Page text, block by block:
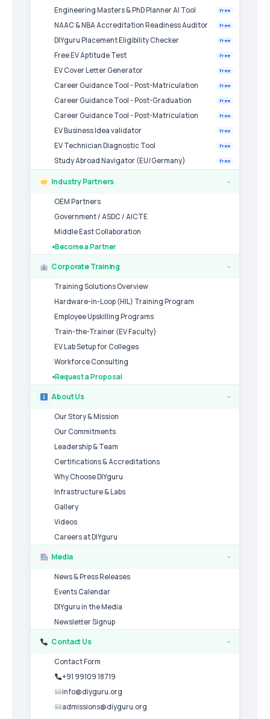
Engineering Masters & PhD Planner AI Tool Free
NAAC & NBA Accreditation Readiness Auditor Free
DIYguru Placement Eligibility Checker Free
Free EV Aptitude Test Free
EV Cover Letter Generator Free
Career Guidance Tool - Post-Matriculation Free
Career Guidance Tool - Post-Graduation Free
Career Guidance Tool - Post-Matriculation Free
EV Business Idea validator Free
EV Technician Diagnostic Tool Free
Study Abroad Navigator (EU/Germany) Free
Industry Partners ›
OEM Partners
Government / ASDC / AICTE
Middle East Collaboration
Become a Partner
Corporate Training ›
Training Solutions Overview
Hardware-in-Loop (HIL) Training Program
Employee Upskilling Programs
Train-the-Trainer (EV Faculty)
EV Lab Setup for Colleges
Workforce Consulting
Request a Proposal
About Us ›
Our Story & Mission
Our Commitments
Leadership & Team
Certifications & Accreditations
Why Choose DIYguru
Infrastructure & Labs
Gallery
Videos
Careers at DIYguru
Media ›
News & Press Releases
Events Calendar
DIYguru in the Media
Newsletter Signup
Contact Us ›
Contact Form
+91 99109 18719
info@diyguru.org
admissions@diyguru.org